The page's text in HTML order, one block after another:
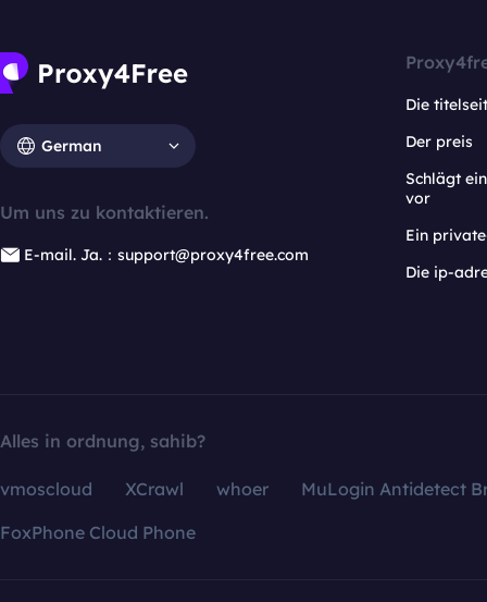
German
Um uns zu kontaktieren.
E-mail. Ja.：support@proxy4free.com
Die
Der preis
Schlägt
vor
Ein
Die ip-
Alles in ordnung, sahib?
vmoscloud XCrawl whoer
MuLogin Antidetect
FoxPhone Cloud Phone